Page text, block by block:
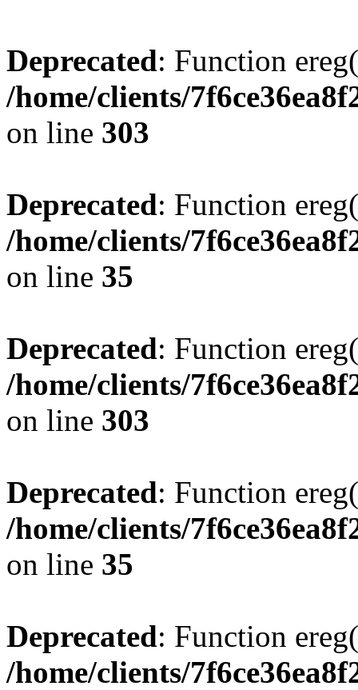
Deprecated: Function
/home/clients/
on line 303
Deprecated: Function
/home/clients/
on line 35
Deprecated: Function
/home/clients/
on line 303
Deprecated: Function
/home/clients/
on line 35
Deprecated: Function
/home/clients/